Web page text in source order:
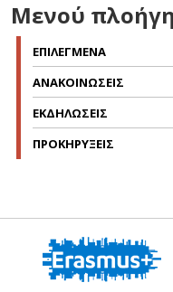
Μενού
ΕΠΙΛΕΓΜΕΝΑ
ΑΝΑΚΟΙΝΩΣΕΙΣ
ΕΚΔΗΛΩΣΕΙΣ
ΠΡΟΚΗΡΥΞΕΙΣ